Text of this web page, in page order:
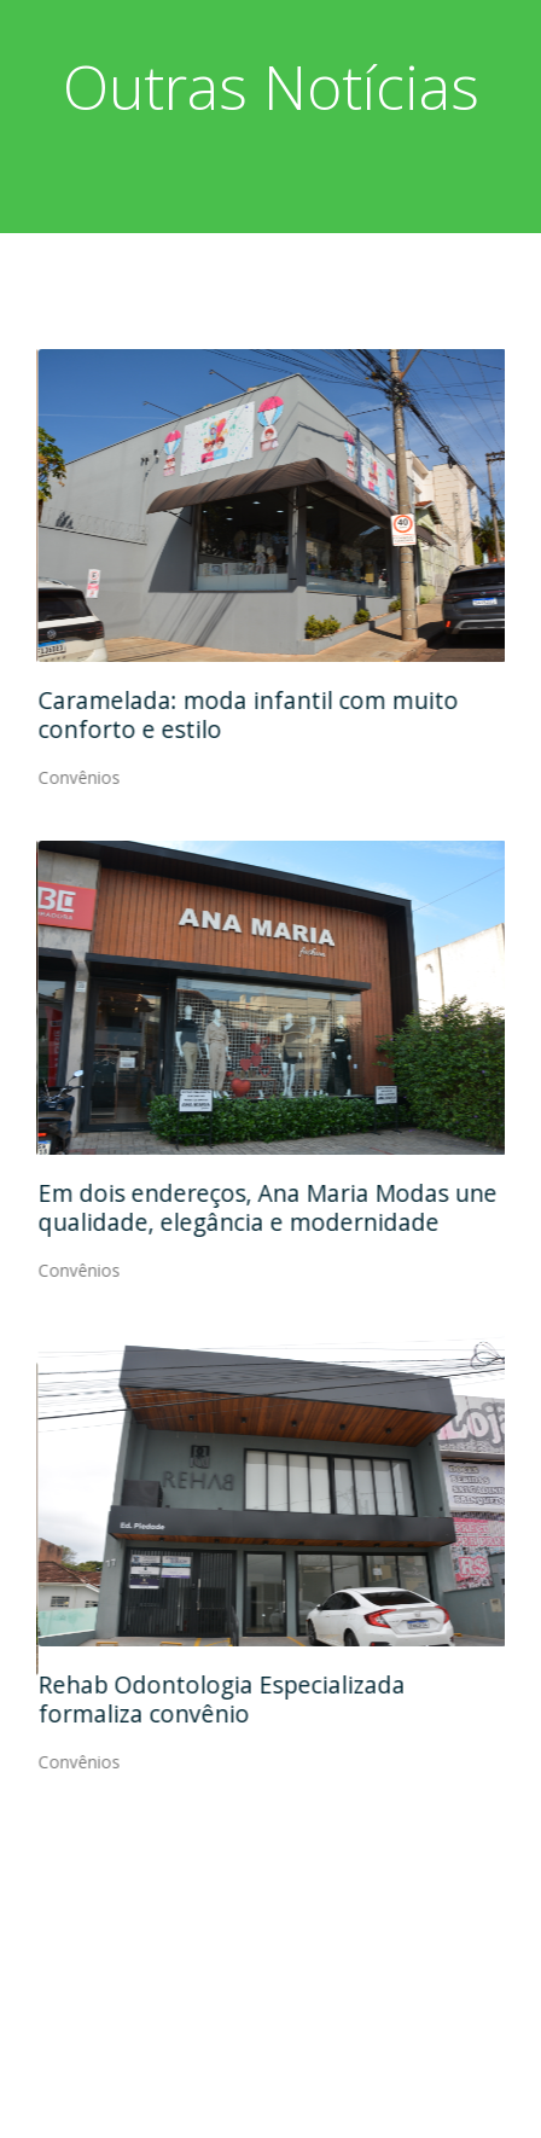
Outras Notícias
Caramelada: moda infantil com muito
conforto e estilo
Convênios
Em dois endereços, Ana Maria Modas une
qualidade, elegância e modernidade
Convênios
Rehab Odontologia Especializada
formaliza convênio
Convênios